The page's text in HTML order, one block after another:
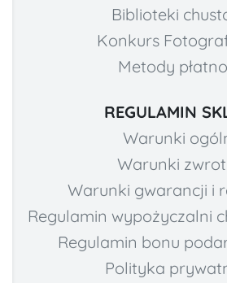
Biblioteki
Konkurs
Metody
REGULAMIN
Warunki
Warunki
Warunki gwarancji i
Regulamin wypożyczalni
Regulamin bonu
Polityka